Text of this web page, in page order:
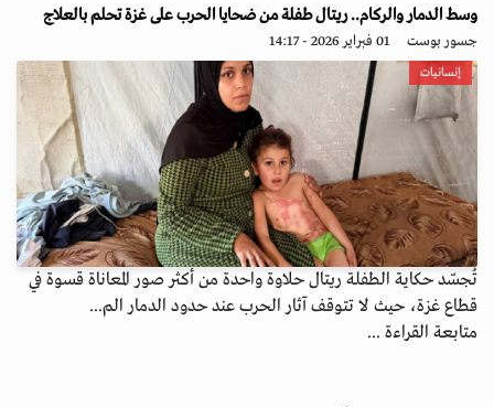
وسط الدمار والركام.. ريتال طفلة من ضحايا الحرب على غزة تحلم بالعلاج
جسور بوست 01 فبراير 2026 - 14:17
إنسانيات
تُجسّد حكاية الطفلة ريتال حلاوة واحدة من أكثر صور المعاناة قسوة في
قطاع غزة، حيث لا تتوقف آثار الحرب عند حدود الدمار الم...
متابعة القراءة ...